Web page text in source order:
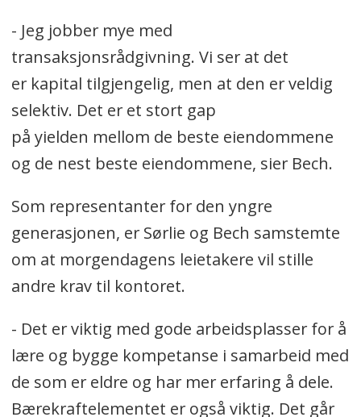
- Jeg jobber mye med
transaksjonsrådgivning. Vi ser at det
er kapital tilgjengelig, men at den er veldig
selektiv. Det er et stort gap
på yielden mellom de beste eiendommene
og de nest beste eiendommene, sier Bech.
Som representanter for den yngre
generasjonen, er Sørlie og Bech samstemte
om at morgendagens leietakere vil stille
andre krav til kontoret.
- Det er viktig med gode arbeidsplasser for å
lære og bygge kompetanse i samarbeid med
de som er eldre og har mer erfaring å dele.
Bærekraftelementet er også viktig. Det går